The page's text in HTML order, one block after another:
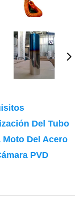
Del Tubo
Moto Del Acero
PVD